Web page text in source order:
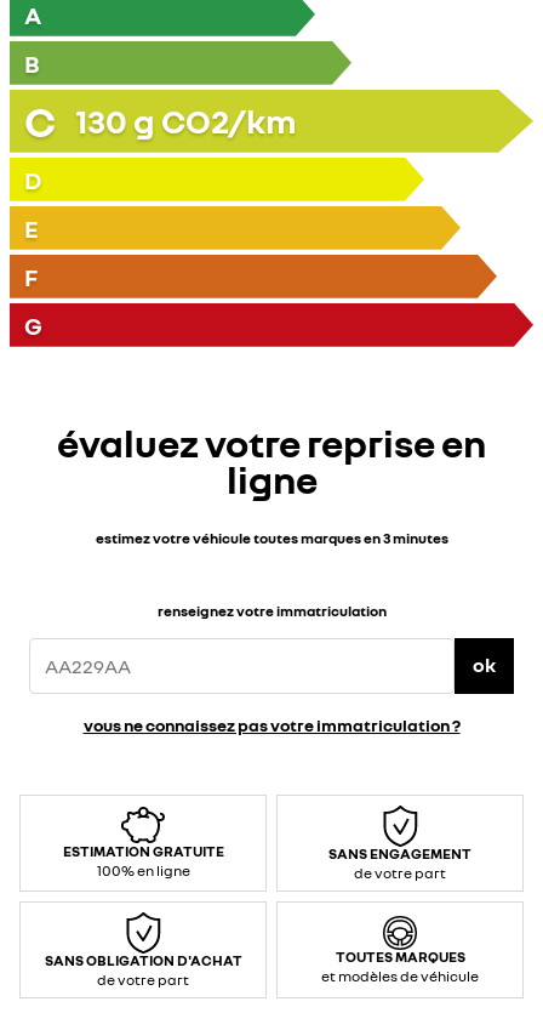
A
B
C 130 g CO2/km
D
E
F
G
évaluez votre reprise en
ligne
estimez votre véhicule toutes marques en 3 minutes
renseignez votre immatriculation
ok
vous ne connaissez pas votre immatriculation ?
ESTIMATION GRATUITE
100% en ligne
SANS ENGAGEMENT
de votre part
SANS OBLIGATION D'ACHAT
de votre part
TOUTES MARQUES
et modèles de véhicule